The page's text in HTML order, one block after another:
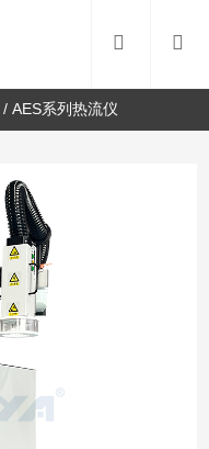
/AES系列热流仪